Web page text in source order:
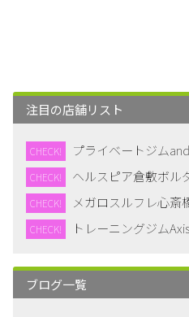
注目の店舗リスト
CHECK! プライベートジム
CHECK! ヘルスピア倉敷ボル
CHECK! メガロスルフレ心斎
CHECK! トレーニングジム
ブログ一覧